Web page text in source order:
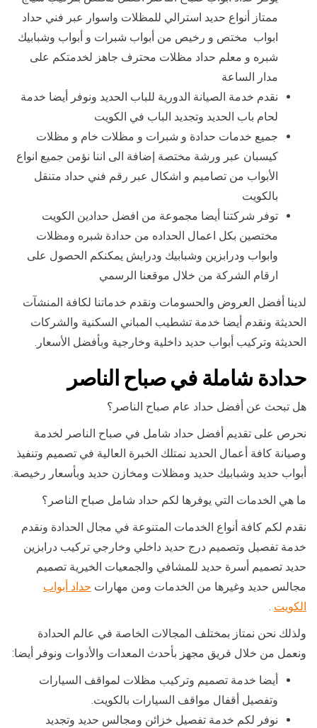
ممتاز أنواع حديد استرالي للمظلات واسوار عبر فني حداد
ابواب مختص و رخيص من أبواب شبرات و أبواب وشبابيك
شبره و معلم حداد مظلات محترف جاهز لخدمتكم على
مدار الساعة
نقدم خدمة الصيانة الدورية للباب الحديد ونوفر أيضا خدمة
لحام باب الحديد وتجديد الباب في الكويت
جميع خدمات حدادة و شبرات و مظلات خام و مظلات
كيسبان عبر ورشة مختصة إضافة الى اننا نؤمن جميع انواع
الأبواب من تصاميم و اشكال عبر رقم فني حداد متنقل
بالكويت
توفر شركتنا أيضا مجموعة من افضل حدادين الكويت
مختصين بكل اعمال الحداده من حدادة شبره ومظلات
وابواب ودرابزين وشبابيك ودرايش يمكنكم الحصول على
ارقام الشركة من خلال موقعنا الرسمي
لدينا أفضل العروض والحسومات ونقدم خدماتنا لكافة المنشآت
الحديثة ونقدم أيضا خدمة تشطيب المباني السكنية والشركات
الحديثة وتركيب أبواب حديد داخلية وخارجية وبأفضل الأسعار.
حدادة شاملة في صباح الناصر
هل تبحث عن أفضل حداد عام صباح الناصر؟
نحرص على تقديم أفضل حداد شامل في صباح الناصر لخدمة
وصيانة كافة أعمال الحديد نمتلك الخبرة العالية في تصميم وتنفيذ
أبواب حديد وشبابيك حديد ومظلات ومخازن حديد وبأسعار رخيصة.
ما هي الخدمات التي يوفرها لكم حداد شامل صباح الناصر؟
نقدم لكم كافة أنواع الخدمات المتنوعة في مجال الحدادة ونقدم
خدمة تفصيل وتصميم درج حديد داخلي وخارجي تركيب درابزين
حديد تصميم أسرة حديد للمشافي والجمعيات الخيرية تصميم
مجالس حديد وغيرها من الخدمات ومن مهارات حداد أبواب
الكويت .
ولذلك نحن نمتاز بمختلف المجالات الخاصة في عالم الحدادة
ونعمل من خلال فريق مجهز بأحدث المعدات والأدوات ونوفر أيضا:
أيضا خدمة تصميم وتركيب مظلات لمواقف السيارات
وتفصيل أقفال مواقف السيارات بالكويت.
نوفر لكم خدمة تفصيل خزائن ومجالس حديد وتجديد